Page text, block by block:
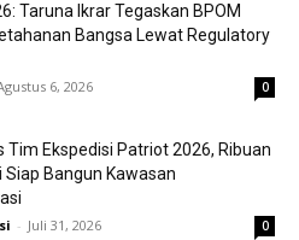
Taruna Ikrar Tegaskan BPOM
Bangsa Lewat Regulatory
6, 2026 0
Tim Ekspedisi Patriot 2026, Ribuan
Bangun Kawasan
- Juli 31, 2026 0